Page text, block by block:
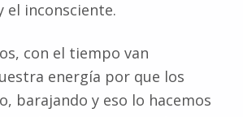
el inconsciente.
con el tiempo van
energía por que los
barajando y eso lo hacemos